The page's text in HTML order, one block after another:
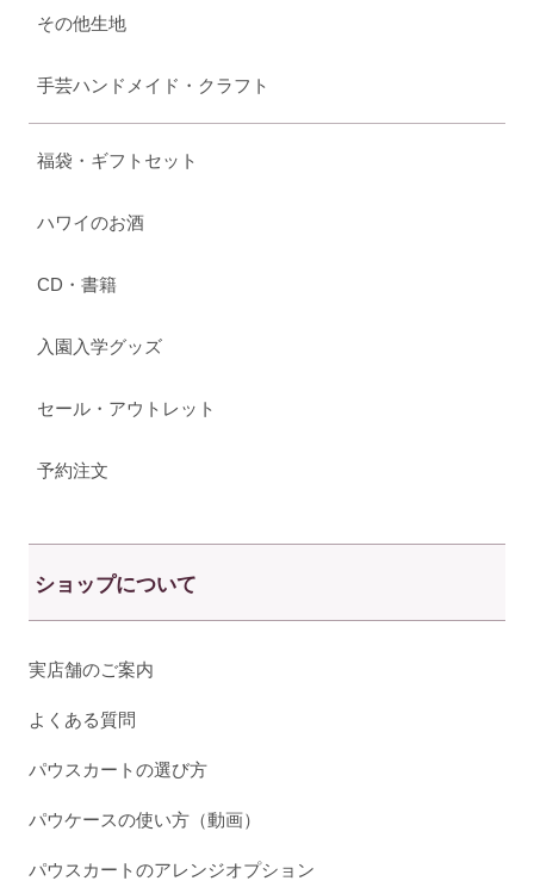
その他生地
手芸ハンドメイド・クラフト
福袋・ギフトセット
ハワイのお酒
CD・書籍
入園入学グッズ
セール・アウトレット
予約注文
ショップについて
実店舗のご案内
よくある質問
パウスカートの選び方
パウケースの使い方（動画）
パウスカートのアレンジオプション